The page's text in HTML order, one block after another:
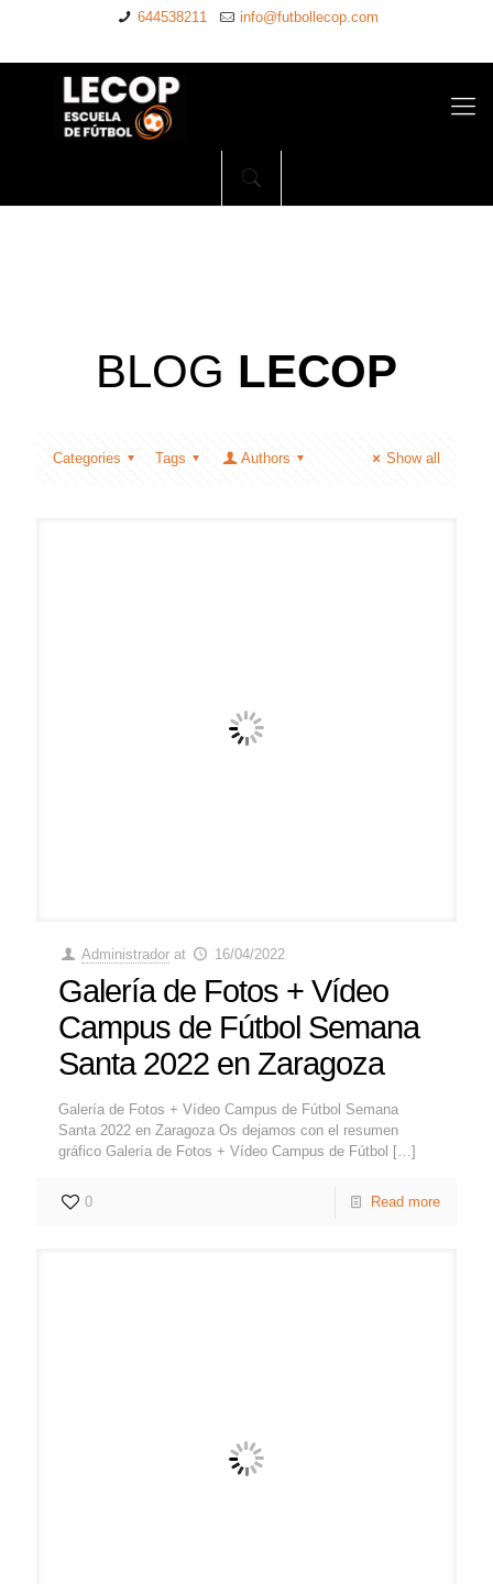
644538211 info@futbollecop.com
BLOG LECOP
Categories Tags Authors Show all
Administrador at 16/04/2022
Galería de Fotos + Vídeo
Campus de Fútbol Semana
Santa 2022 en Zaragoza
Galería de Fotos + Vídeo Campus de Fútbol Semana
Santa 2022 en Zaragoza Os dejamos con el resumen
gráfico Galería de Fotos + Vídeo Campus de Fútbol […]
0 Read more